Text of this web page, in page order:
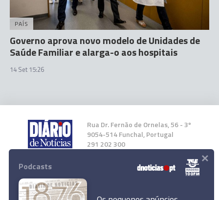
PAÍS
Governo aprova novo modelo de Unidades de
Saúde Familiar e alarga-o aos hospitais
14 Set 15:26
Rua Dr. Fernão de Ornelas, 56 - 3º
9054-514 Funchal, Portugal
291 202 300
Instale a nossa App
Podcasts ×